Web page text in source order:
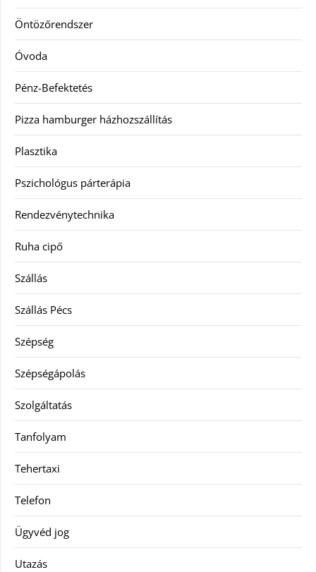
Öntözőrendszer
Óvoda
Pénz-Befektetés
Pizza hamburger házhozszállítás
Plasztika
Pszichológus párterápia
Rendezvénytechnika
Ruha cipő
Szállás
Szállás Pécs
Szépség
Szépségápolás
Szolgáltatás
Tanfolyam
Tehertaxi
Telefon
Ügyvéd jog
Utazás